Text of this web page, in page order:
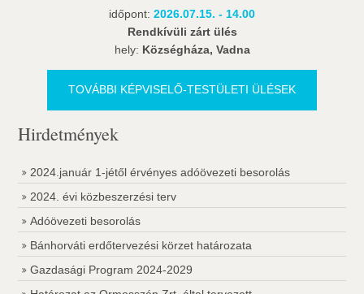
időpont: 2026.07.15. - 14.00
Rendkívüli zárt ülés
hely: Községháza, Vadna
TOVÁBBI KÉPVISELŐ-TESTÜLETI ÜLÉSEK
Hirdetmények
2024.január 1-jétől érvényes adóövezeti besorolás
2024. évi közbeszerzési terv
Adóövezeti besorolás
Bánhorváti erdőtervezési körzet határozata
Gazdasági Program 2024-2029